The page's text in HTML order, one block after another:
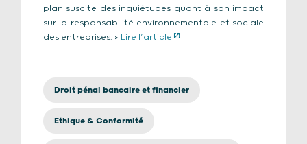
plan suscite des inquiétudes quant à son impact
sur la responsabilité environnementale et sociale
des entreprises. > Lire l’article
Droit pénal bancaire et financier
Ethique & Conformité